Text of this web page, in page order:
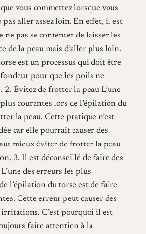
vous commettez lorsque vous
pas aller assez loin. En effet, il est
ne pas se contenter de laisser les
de la peau mais d’aller plus loin.
est un processus qui doit être
pour que les poils ne
2. Évitez de frotter la peau L’une
courantes lors de l’épilation du
la peau. Cette pratique n’est
car elle pourrait causer des
mieux éviter de frotter la peau
3. Il est déconseillé de faire des
des erreurs les plus
l’épilation du torse est de faire
Cette erreur peut causer des
irritations. C’est pourquoi il est
faire attention à la